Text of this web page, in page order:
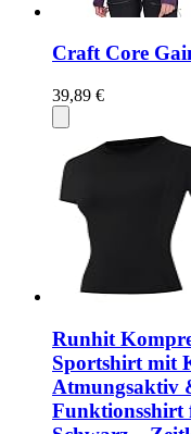
Craft Core
39,89 €
Runhit
Sportshirt mit
Atmungsaktiv
Funktionsshirt